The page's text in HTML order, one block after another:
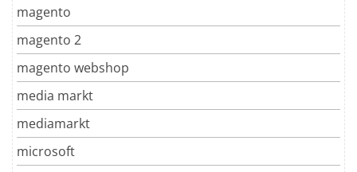
magento
magento 2
magento webshop
media markt
mediamarkt
microsoft